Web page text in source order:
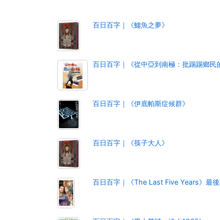
百日百字｜《鱷魚之夢》
百日百字｜《從中亞到南極：批踢踢鄉民
百日百字｜《伊底帕斯症候群》
百日百字｜《筷子大人》
百日百字｜《The Last Five Years》最